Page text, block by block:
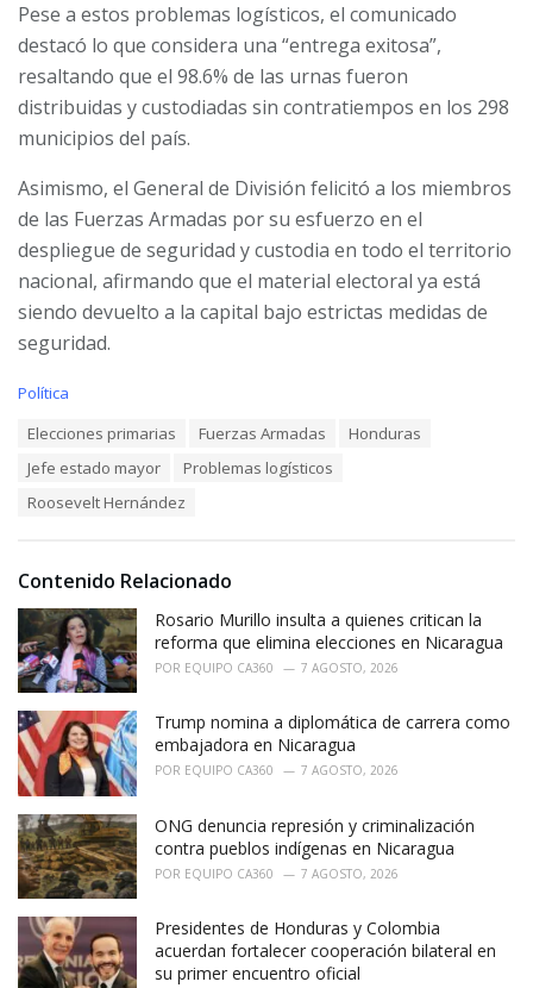
Pese a estos problemas logísticos, el comunicado
destacó lo que considera una “entrega exitosa”,
resaltando que el 98.6% de las urnas fueron
distribuidas y custodiadas sin contratiempos en los 298
municipios del país.
Asimismo, el General de División felicitó a los miembros
de las Fuerzas Armadas por su esfuerzo en el
despliegue de seguridad y custodia en todo el territorio
nacional, afirmando que el material electoral ya está
siendo devuelto a la capital bajo estrictas medidas de
seguridad.
C
g
s
:
Política
g
Elecciones primarias Fuerzas Armadas
Honduras
Jefe estado mayor
Problemas logísticos
Roosevelt Hernández
Contenido Relacionado
Rosario Murillo insulta a quienes critican la
reforma que elimina elecciones en Nicaragua
POR EQUIPO CA360 7 AGOSTO, 2026
Trump nomina a diplomática de carrera como
embajadora en Nicaragua
POR EQUIPO CA360 7 AGOSTO, 2026
ONG denuncia represión y criminalización
contra pueblos indígenas en Nicaragua
POR EQUIPO CA360 7 AGOSTO, 2026
Presidentes de Honduras y Colombia
acuerdan fortalecer cooperación bilateral en
su primer encuentro oficial